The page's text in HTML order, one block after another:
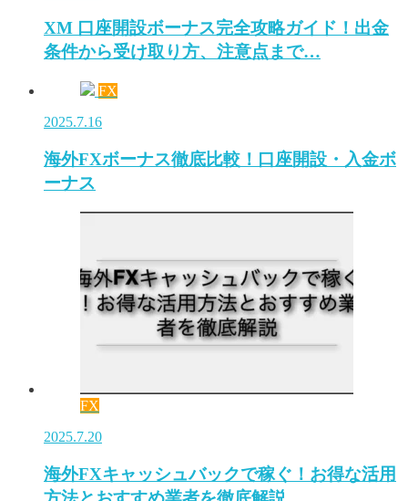
XM 口座開設ボーナス完全攻略ガイド！出金
条件から受け取り方、注意点まで…
FX
2025.7.16
海外FXボーナス徹底比較！口座開設・入金ボ
ーナス
FX
2025.7.20
海外FXキャッシュバックで稼ぐ！お得な活用